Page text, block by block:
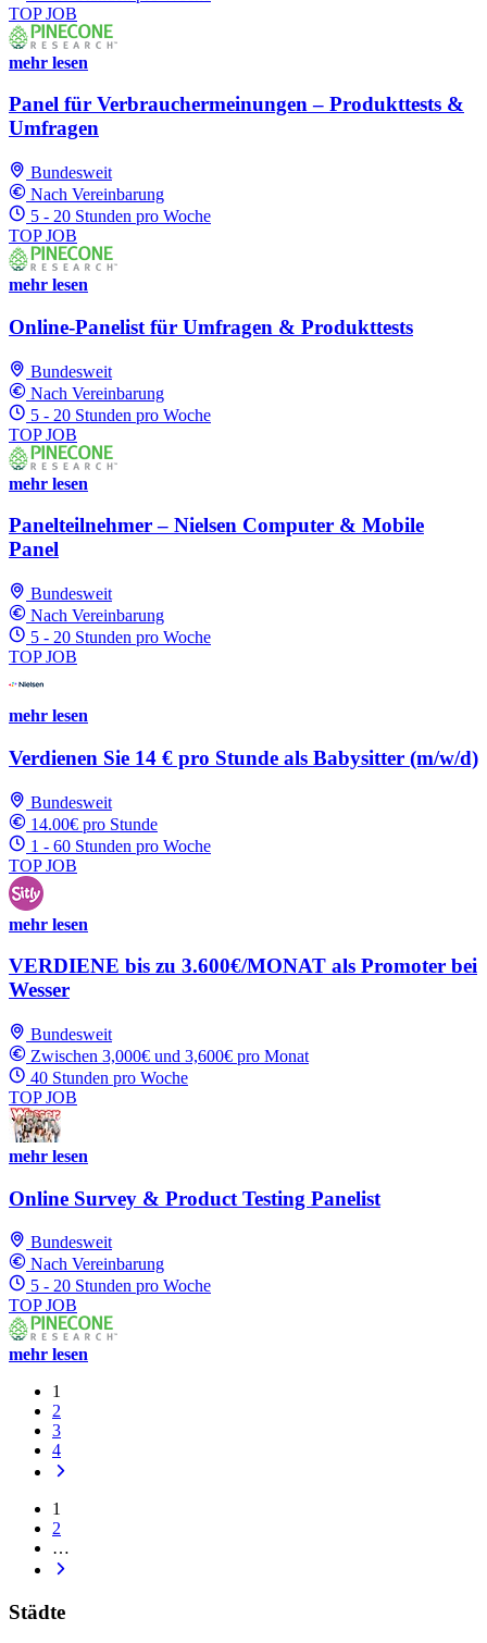
TOP JOB
mehr lesen
Panel für Verbrauchermeinungen – Produkttests &
Umfragen
Bundesweit
Nach Vereinbarung
5 - 20 Stunden pro Woche
TOP JOB
mehr lesen
Online-Panelist für Umfragen & Produkttests
Bundesweit
Nach Vereinbarung
5 - 20 Stunden pro Woche
TOP JOB
mehr lesen
Panelteilnehmer – Nielsen Computer & Mobile
Panel
Bundesweit
Nach Vereinbarung
5 - 20 Stunden pro Woche
TOP JOB
mehr lesen
Verdienen Sie 14 € pro Stunde als Babysitter (m/w/d)
Bundesweit
14.00€ pro Stunde
1 - 60 Stunden pro Woche
TOP JOB
mehr lesen
VERDIENE bis zu 3.600€/MONAT als Promoter bei
Wesser
Bundesweit
Zwischen 3,000€ und 3,600€ pro Monat
40 Stunden pro Woche
TOP JOB
mehr lesen
Online Survey & Product Testing Panelist
Bundesweit
Nach Vereinbarung
5 - 20 Stunden pro Woche
TOP JOB
mehr lesen
1
2
3
4
1
2
…
Städte